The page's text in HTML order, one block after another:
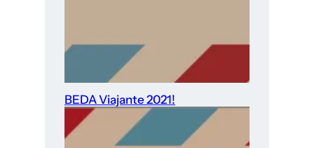
BEDA Viajante 2021!